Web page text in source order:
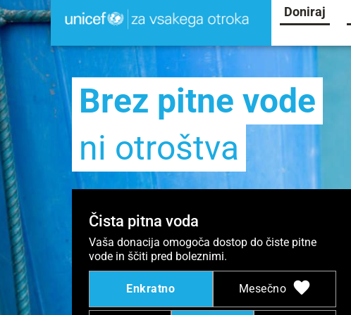
Doniraj
Brez pitne vode
ni otroštva
Čista pitna voda
Vaša donacija omogoča dostop do čiste pitne
vode in ščiti pred boleznimi.
Enkratno Mesečno